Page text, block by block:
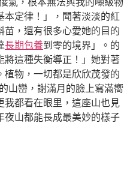
本定律！」，聞著淡淡的紅
苗，還有很多心愛她的目的
長期包養到零的境界」。的
將這種失衡導正！」她對著
物，一切都是欣欣茂發的
山巒，謝滿月的臉上寫滿嚮
我都看在眼里，這座山也見
夜山都能長成最美妙的樣子